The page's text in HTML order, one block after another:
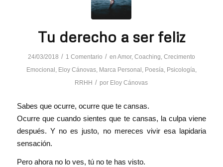
Tu derecho a ser feliz
24/03/2018 / 1 Comentario / en Amor, Coaching Crecimento
Emocional Eloy Cánovas, Marca Personal Poesía Psicología
RRHH / por Eloy Cánovas
Sabes que ocurre, ocurre que te cansas.
Ocurre que cuando sientes que te cansas, la culpa viene
después. Y no es justo, no mereces vivir esa lapidaria
sensación.
Pero ahora no lo ves, tú no te has visto.